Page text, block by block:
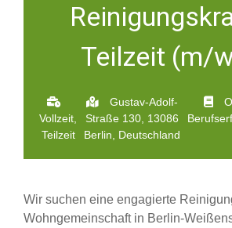
Teilzeit (m/
Vollzeit,
Teilzeit
Gustav-Adolf-
Straße 130, 13086
Berlin, Deutschland
Wir suchen eine engagierte
Wohngemeinschaft in Berlin-